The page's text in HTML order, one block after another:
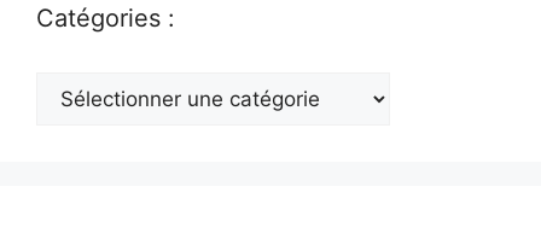
Catégories :
Catégories